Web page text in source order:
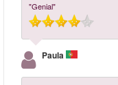
"Genial"
Paula